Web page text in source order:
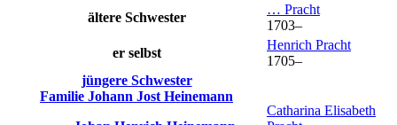
ältere Schwester
… Pracht
1703–
er selbst
Henrich Pracht
1705–
jüngere Schwester
Familie Johann Jost Heinemann
Catharina Elisabeth